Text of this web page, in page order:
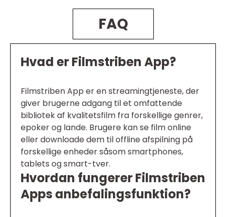
FAQ
Hvad er Filmstriben App?
Filmstriben App er en streamingtjeneste, der
giver brugerne adgang til et omfattende
bibliotek af kvalitetsfilm fra forskellige genrer,
epoker og lande. Brugere kan se film online
eller downloade dem til offline afspilning på
forskellige enheder såsom smartphones,
tablets og smart-tver.
Hvordan fungerer Filmstriben
Apps anbefalingsfunktion?